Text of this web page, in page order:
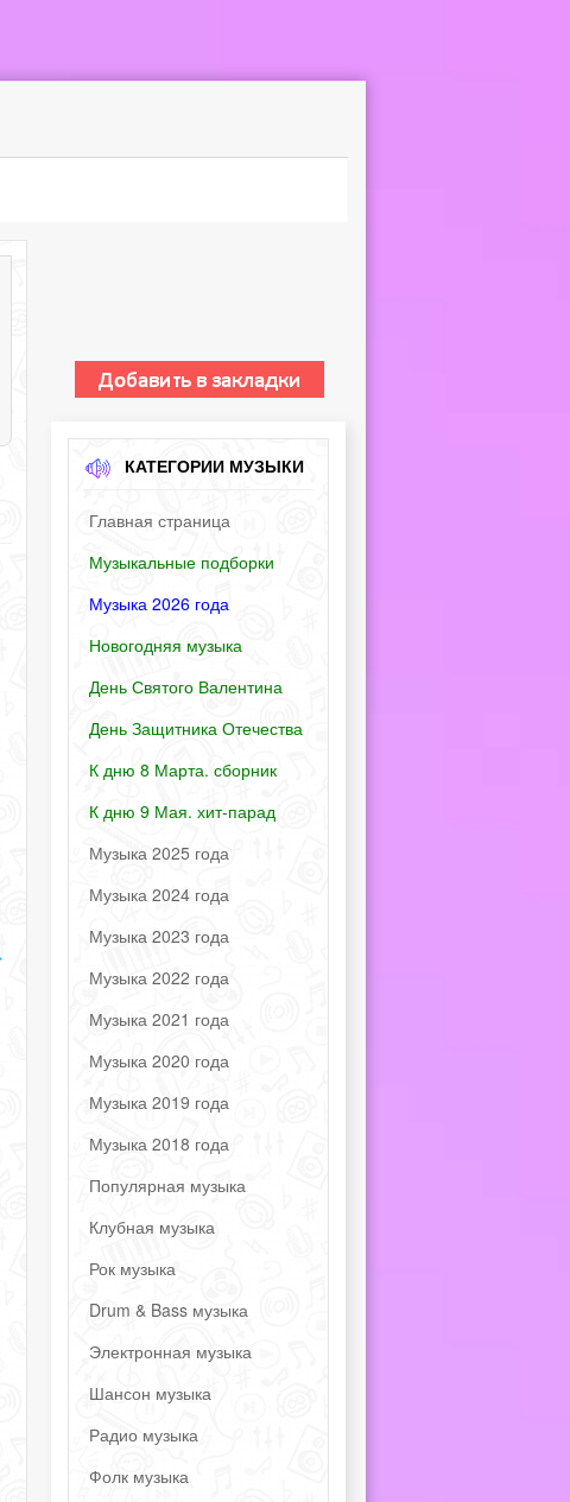
КАТЕГОРИИ МУЗЫКИ
Главная страница
Музыкальные подборки
Музыка 2026 года
Новогодняя музыка
День Святого Валентина
День Защитника Отечества
К дню 8 Марта. сборник
К дню 9 Мая. хит-парад
Музыка 2025 года
Музыка 2024 года
Музыка 2023 года
Музыка 2022 года
Музыка 2021 года
Музыка 2020 года
Музыка 2019 года
Музыка 2018 года
Популярная музыка
Клубная музыка
Рок музыка
Drum & Bass музыка
Электронная музыка
Шансон музыка
Радио музыка
Фолк музыка